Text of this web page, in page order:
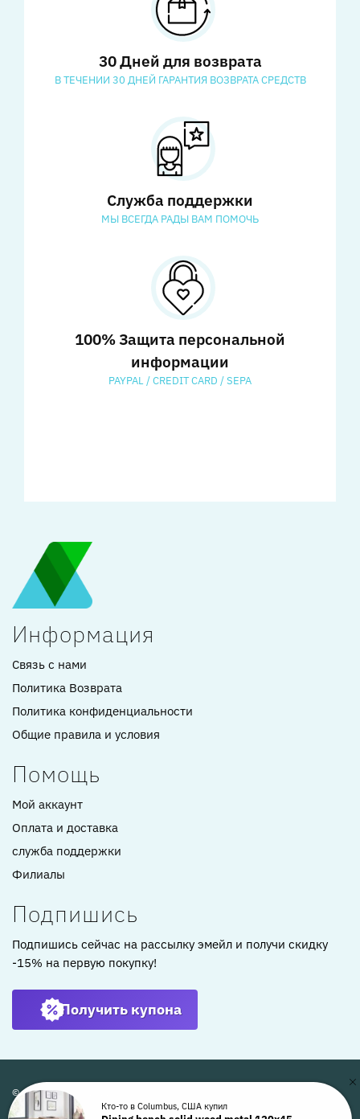
30 Дней для возврата
В ТЕЧЕНИИ 30 ДНЕЙ ГАРАНТИЯ ВОЗВРАТА СРЕДСТВ
Служба поддержки
МЫ ВСЕГДА РАДЫ ВАМ ПОМОЧЬ
100% Защита персональной
информации
PAYPAL / CREDIT CARD / SEPA
Информация
Связь с нами
Политика Возврата
Политика конфиденциальности
Общие правила и условия
Помощь
Мой аккаунт
Оплата и доставка
служба поддержки
Филиалы
Подпишись
Подпишись сейчас на рассылку эмейл и получи скидку
-15% на первую покупку!
Получить купона
© ARTKOMFORT 2022
Кто-то в Columbus, США купил